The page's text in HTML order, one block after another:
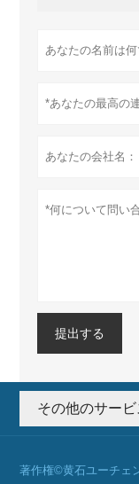
提出する
その他のサービ
著作権©黄石ユーチェ